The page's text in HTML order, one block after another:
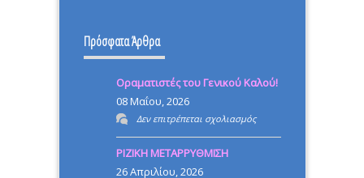
Πρόσφατα Άρθρα
Οραματιστές του Γενικού Καλού!
08 Μαΐου, 2026
Δεν επιτρέπεται σχολιασμόςστο
Οραματιστές
ΡΙΖΙΚΗ ΜΕΤΑΡΡΥΘΜΙΣΗ
26 Απριλίου, 2026